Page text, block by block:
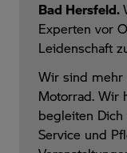
Bad Hersfeld.
Experten vor
Leidenschaft
Wir sind mehr
Motorrad. Wir
begleiten
Service und